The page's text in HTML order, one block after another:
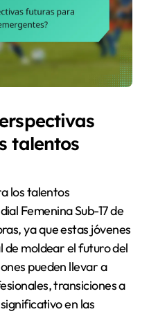
talentos
los talentos
Femenina Sub-17 de
ya que estas jóvenes
de moldear el futuro del
pueden llevar a
transiciones a
en las